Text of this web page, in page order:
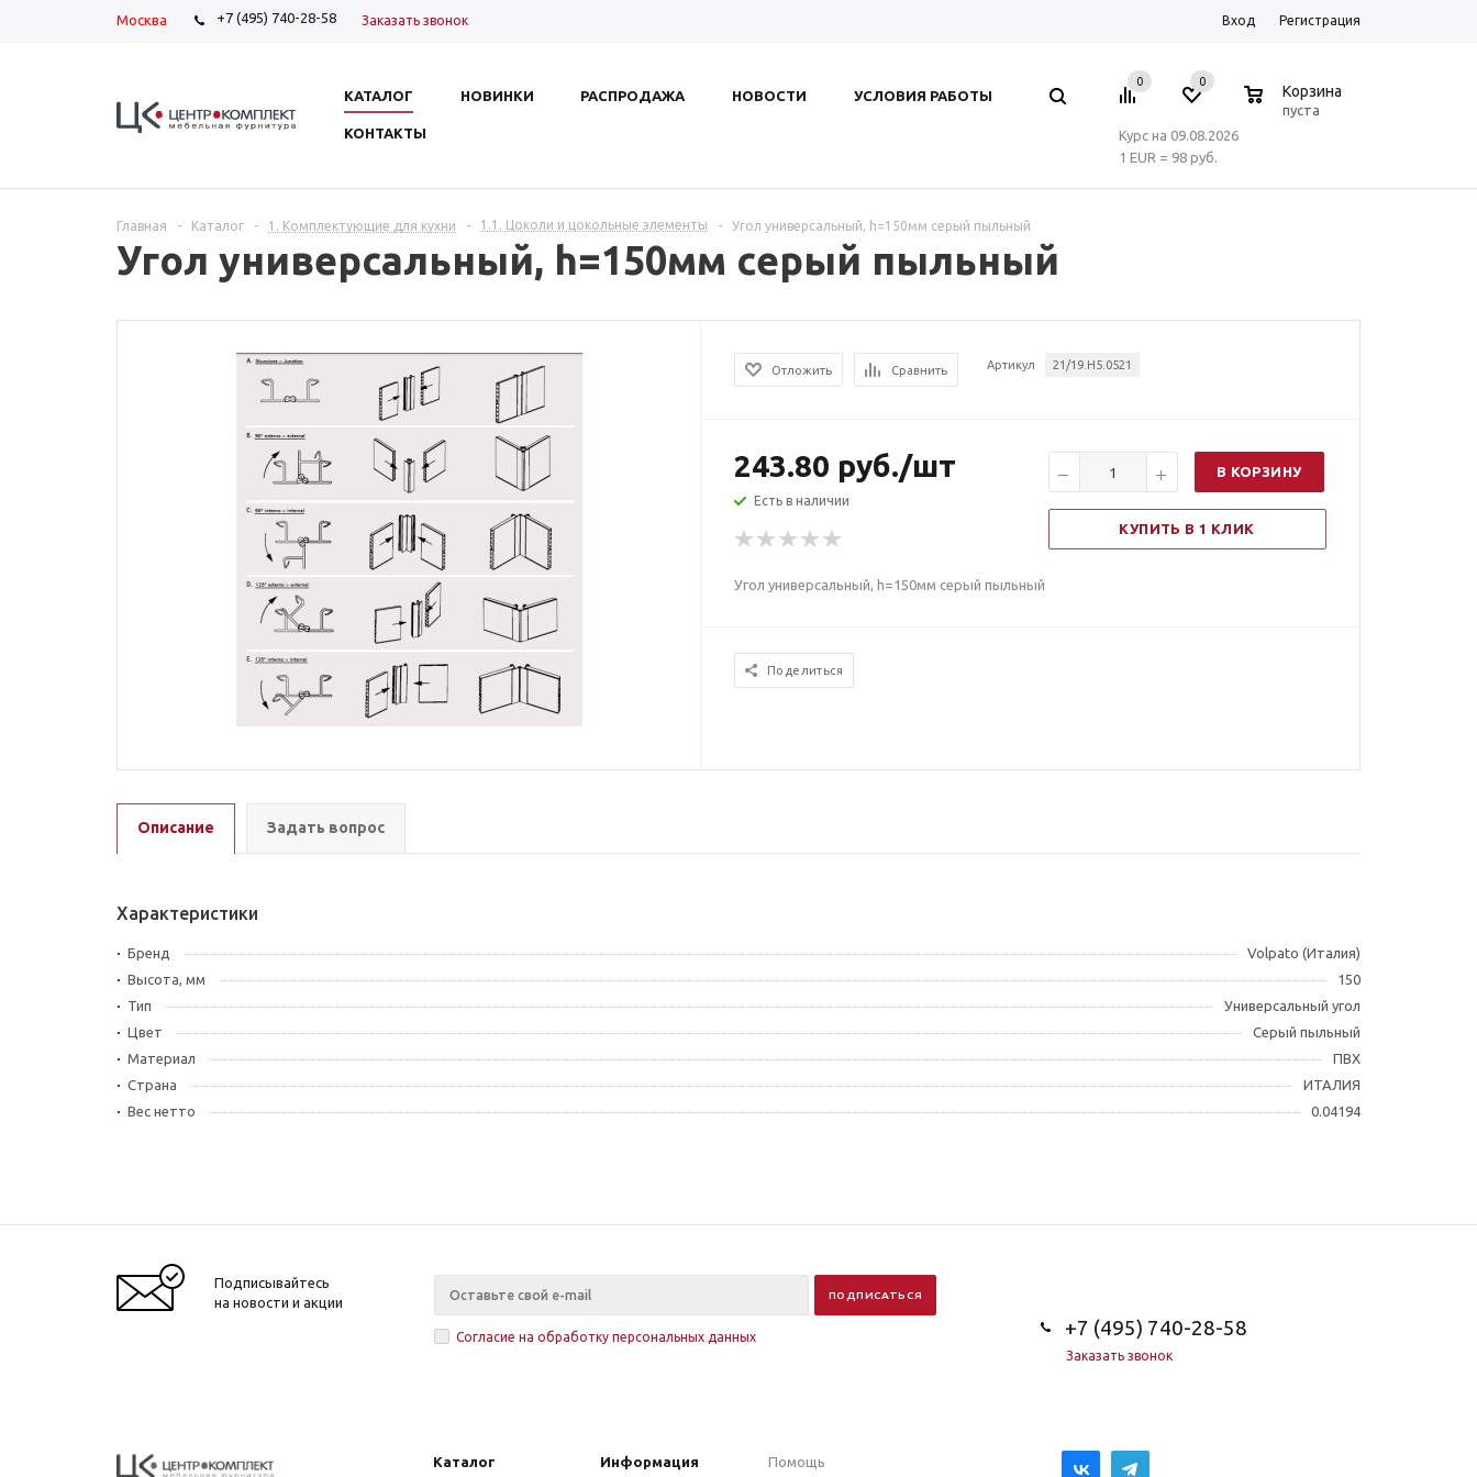
Москва +7 (495) 740-28-58 Заказать звонок Вход Регистрация
КАТАЛОГ НОВИНКИ РАСПРОДАЖА НОВОСТИ УСЛОВИЯ РАБОТЫ
КОНТАКТЫ
0 0
Корзина
пуста
Курс на 09.08.2026
1 EUR = 98 руб.
Главная - Каталог - 1. Комплектующие для кухни - 1.1. Цоколи и цокольные элементы - Угол универсальный, h=150мм серый пыльный
Угол универсальный, h=150мм серый пыльный
Отложить Сравнить Артикул 21/19.H5.0521
243.80 руб./шт
Есть в наличии
В КОРЗИНУ
КУПИТЬ В 1 КЛИК
Угол универсальный, h=150мм серый пыльный
Поделиться
Описание Задать вопрос
Характеристики
Бренд
Volpato (Италия)
Высота, мм
150
Тип
Универсальный угол
Цвет
Серый пыльный
Материал
ПВХ
Страна
ИТАЛИЯ
Вес нетто
0.04194
Подписывайтесь
на новости и акции
Согласие на обработку персональных данных +7 (495) 740-28-58
Заказать звонок
Каталог Информация Помощь